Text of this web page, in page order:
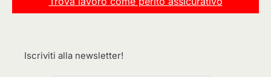
Iscriviti alla newsletter!